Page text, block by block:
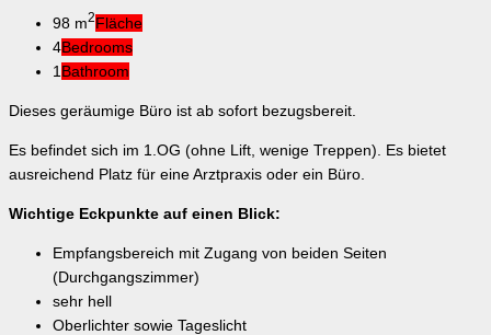
98 m2Fläche
4Bedrooms
1 Bathroom
Dieses geräumige Büro ist ab sofort bezugsbereit.
Es befindet sich im 1.OG (ohne Lift, wenige Treppen). Es bietet
ausreichend Platz für eine Arztpraxis oder ein Büro.
Wichtige Eckpunkte auf einen Blick:
Empfangsbereich mit Zugang von beiden Seiten
(Durchgangszimmer)
sehr hell
Oberlichter sowie Tageslicht